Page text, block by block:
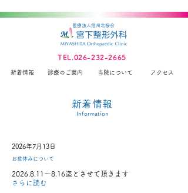
医療法人信州北桜会
新着情報 診療のご案内 当院について アクセス
TEL.026-232-2665
​新着情報
Information
2026年7月13日
お盆休みについて
2026.8.11 ～8.16迄とさせて頂きます
さらに読む